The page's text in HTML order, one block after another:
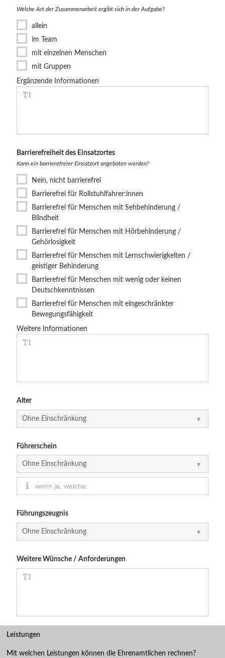
Welche Art der Zusammenarbeit ergibt sich in der Aufgabe?
allein
im Team
mit einzelnen Menschen
mit Gruppen
Ergänzende Informationen
Barrierefreiheit des Einsatzortes
Kann ein barrierefreier Einsatzort angeboten werden?
Nein, nicht barrierefrei
Barrierefrei für Rollstuhlfahrer:innen
Barrierefrei für Menschen mit Sehbehinderung /
Blindheit
Barrierefrei für Menschen mit Hörbehinderung /
Gehörlosigkeit
Barrierefrei für Menschen mit Lernschwierigkeiten /
geistiger Behinderung
Barrierefrei für Menschen mit wenig oder keinen
Deutschkenntnissen
Barrierefrei für Menschen mit eingeschränkter
Bewegungsfähigkeit
Weitere Informationen
Alter
Führerschein
Führungszeugnis
Weitere Wünsche / Anforderungen
Leistungen
Mit welchen Leistungen können die Ehrenamtlichen rechnen?